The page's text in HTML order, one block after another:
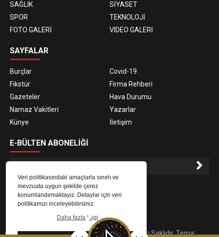
Veri politikasındaki amaçlarla sınırlı ve
mevzuata uygun şekilde çerez
konumlandırmaktayız. Detaylar için veri
politikamızı inceleyebilirsiniz.
Daha fazla bilgi
SAĞLIK
SİYASET
SPOR
TEKNOLOJİ
FOTO GALERİ
VIDEO GALERİ
SAYFALAR
Burçlar
Covid-19
Fikstür
Firma Rehberi
Gazeteler
Hava Durumu
Namaz Vakitleri
Yazarlar
Künye
İletişim
E-BÜLTEN ABONELİĞİ
E-Bülten aboneliği ile haberlere daha hızlı erişin.
© 2023Gaziantep Radyo Zeugma. Tüm Hakları Saklıdır. Tema: